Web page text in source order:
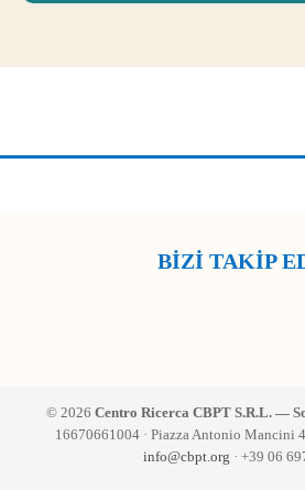
BİZİ TAKİP
© 2026 Centro Ricerca CBPT S.R.L. —
16670661004 · Piazza Antonio Mancini
info@cbpt.org · +39 06